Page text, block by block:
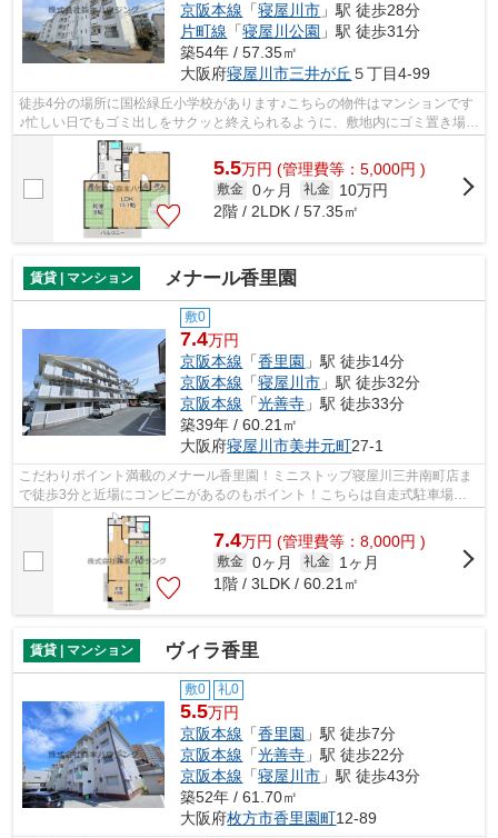
京阪本線 「寝屋川市 」駅 徒歩28分
片町線 「寝屋川公園 」駅 徒歩31分
築54年 / 57.35㎡
大阪府寝屋川市三井が丘 ５丁目4-99
徒歩4分の場所に国松緑丘小学校があります♪こちらの物件はマンションです
♪忙しい日でもゴミ出しをサクッと終えられるように、敷地内にゴミ置き場を
設置しています♪ご利用可能な駅が2つ...
5.5万円 (管理費等：5,000円 )
敷金 0ヶ月 礼金
10万円
2階 / 2LDK / 57.35㎡
賃貸 | マンション メナール香里園
敷0
7.4万円
京阪本線 「香里園 」駅 徒歩14分
京阪本線 「寝屋川市 」駅 徒歩32分
京阪本線 「光善寺 」駅 徒歩33分
築39年 / 60.21㎡
大阪府寝屋川市美井元町27-1
こだわりポイント満載のメナール香里園！ミニストップ寝屋川三井南町店ま
で徒歩3分と近場にコンビニがあるのもポイント！こちらは自走式駐車場付
きの物件です！こちらのマンションから...
7.4万円 (管理費等：8,000円 )
敷金 0ヶ月 礼金
1ヶ月
1階 / 3LDK / 60.21㎡
賃貸 | マンション ヴィラ香里
敷0 礼0
5.5万円
京阪本線 「香里園 」駅 徒歩7分
京阪本線 「光善寺 」駅 徒歩22分
京阪本線 「寝屋川市 」駅 徒歩43分
築52年 / 61.70㎡
大阪府枚方市香里園町12-89